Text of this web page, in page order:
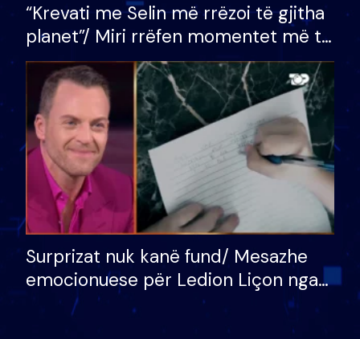
“Krevati me Selin më rrëzoi të gjitha
planet”/ Miri rrëfen momentet më të
bukura në shtëpinë e BB VIP: Do më
mungojë zilja e mëngjesit kur…
Surprizat nuk kanë fund/ Mesazhe
emocionuese për Ledion Liçon nga
nëna dhe fëmijët e tij, moderatori
nuk i mban dot lotët: Nuk meritoj…